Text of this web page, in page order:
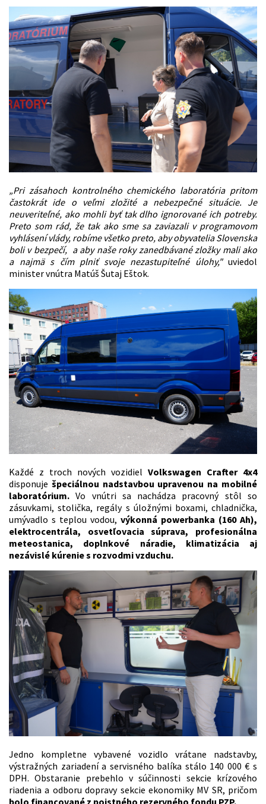
„Pri zásahoch kontrolného chemického laboratória pritom
častokrát ide o veľmi zložité a nebezpečné situácie. Je
neuveriteľné, ako mohli byť tak dlho ignorované ich potreby.
Preto som rád, že tak ako sme sa zaviazali v programovom
vyhlásení vlády, robíme všetko preto, aby obyvatelia Slovenska
boli v bezpečí, a aby naše roky zanedbávané zložky mali ako
a najmä s čím plniť svoje nezastupiteľné úlohy,"uviedol
minister vnútra Matúš Šutaj Eštok.
Každé z troch nových vozidiel Volkswagen Crafter 4x4
disponuje špeciálnou nadstavbou upravenou na mobilné
laboratórium. Vo vnútri sa nachádza pracovný stôl so
zásuvkami, stolička, regály s úložnými boxami, chladnička,
umývadlo s teplou vodou, výkonná powerbanka (160 Ah),
elektrocentrála, osvetľovacia súprava, profesionálna
meteostanica, doplnkové náradie, klimatizácia aj
nezávislé kúrenie s rozvodmi vzduchu.
Jedno kompletne vybavené vozidlo vrátane nadstavby,
výstražných zariadení a servisného balíka stálo 140 000 € s
DPH. Obstaranie prebehlo v súčinnosti sekcie krízového
riadenia a odboru dopravy sekcie ekonomiky MV SR, pričom